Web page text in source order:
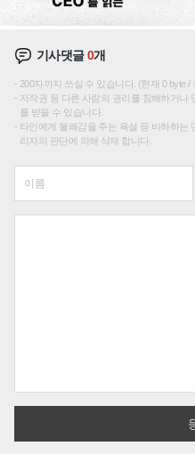
기사댓글0개
200자까지 쓰실 수 있습니다. (현재 0 byte /
저작권 등 다른 사람의 권리를 침해하거나
를 받을 수 있습니다.
타인에게 불쾌감을 주는 욕설 등 비하하는
리자의 판단에 의해 삭제 합니다.